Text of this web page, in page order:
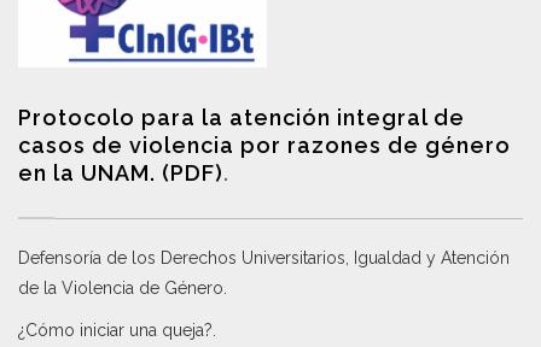
Protocolo para la atención integral de
casos de violencia por razones de género
en la UNAM. (PDF).
Defensoría de los Derechos Universitarios, Igualdad y Atención
de la Violencia de Género
¿Cómo iniciar una queja?